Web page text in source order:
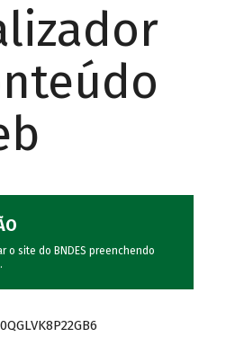
o site do BNDES preenchendo
.